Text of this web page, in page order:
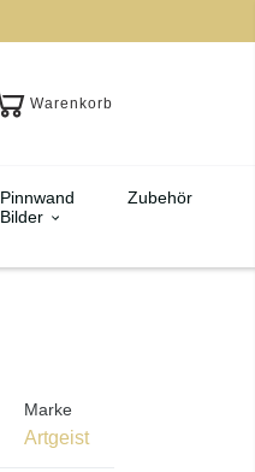
Warenkorb
Pinnwand
Bilder
Zubehör
Marke
Artgeist